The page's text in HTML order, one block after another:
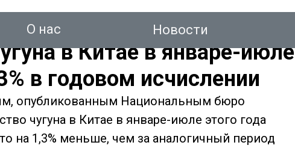
О нас
Консалтинг
Новости
в Китае в январе-июле
в годовом исчислении
опубликованным Национальным бюро
чугуна в Китае в январе-июле этого года
на 1,3% меньше, чем за аналогичный период